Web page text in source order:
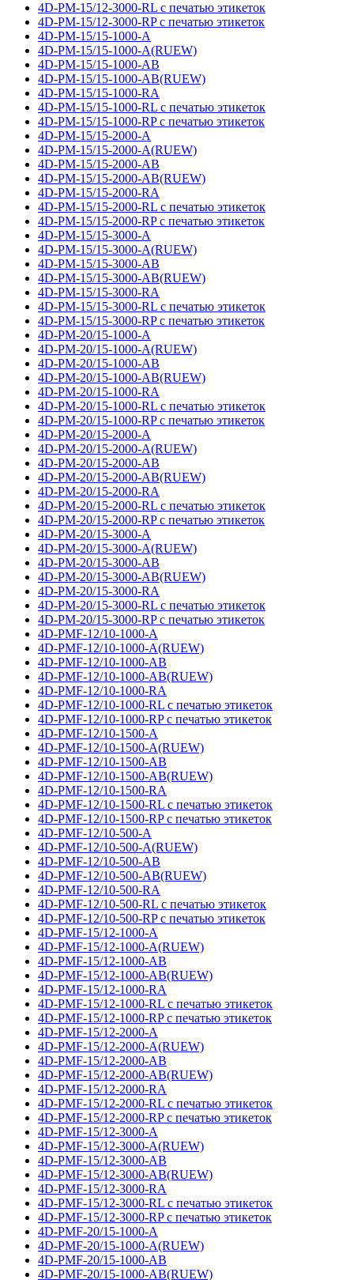
4D-PM-15/12-3000-RL с печатью этикеток
4D-PM-15/12-3000-RP с печатью этикеток
4D-PM-15/15-1000-A
4D-PM-15/15-1000-A(RUEW)
4D-PM-15/15-1000-AB
4D-PM-15/15-1000-AB(RUEW)
4D-PM-15/15-1000-RA
4D-PM-15/15-1000-RL с печатью этикеток
4D-PM-15/15-1000-RP с печатью этикеток
4D-PM-15/15-2000-A
4D-PM-15/15-2000-A(RUEW)
4D-PM-15/15-2000-AB
4D-PM-15/15-2000-AB(RUEW)
4D-PM-15/15-2000-RA
4D-PM-15/15-2000-RL с печатью этикеток
4D-PM-15/15-2000-RP с печатью этикеток
4D-PM-15/15-3000-A
4D-PM-15/15-3000-A(RUEW)
4D-PM-15/15-3000-AB
4D-PM-15/15-3000-AB(RUEW)
4D-PM-15/15-3000-RA
4D-PM-15/15-3000-RL с печатью этикеток
4D-PM-15/15-3000-RP с печатью этикеток
4D-PM-20/15-1000-A
4D-PM-20/15-1000-A(RUEW)
4D-PM-20/15-1000-AB
4D-PM-20/15-1000-AB(RUEW)
4D-PM-20/15-1000-RA
4D-PM-20/15-1000-RL с печатью этикеток
4D-PM-20/15-1000-RP с печатью этикеток
4D-PM-20/15-2000-A
4D-PM-20/15-2000-A(RUEW)
4D-PM-20/15-2000-AB
4D-PM-20/15-2000-AB(RUEW)
4D-PM-20/15-2000-RA
4D-PM-20/15-2000-RL с печатью этикеток
4D-PM-20/15-2000-RP с печатью этикеток
4D-PM-20/15-3000-A
4D-PM-20/15-3000-A(RUEW)
4D-PM-20/15-3000-AB
4D-PM-20/15-3000-AB(RUEW)
4D-PM-20/15-3000-RA
4D-PM-20/15-3000-RL с печатью этикеток
4D-PM-20/15-3000-RP с печатью этикеток
4D-PMF-12/10-1000-A
4D-PMF-12/10-1000-A(RUEW)
4D-PMF-12/10-1000-AB
4D-PMF-12/10-1000-AB(RUEW)
4D-PMF-12/10-1000-RA
4D-PMF-12/10-1000-RL с печатью этикеток
4D-PMF-12/10-1000-RP с печатью этикеток
4D-PMF-12/10-1500-A
4D-PMF-12/10-1500-A(RUEW)
4D-PMF-12/10-1500-AB
4D-PMF-12/10-1500-AB(RUEW)
4D-PMF-12/10-1500-RA
4D-PMF-12/10-1500-RL с печатью этикеток
4D-PMF-12/10-1500-RP с печатью этикеток
4D-PMF-12/10-500-A
4D-PMF-12/10-500-A(RUEW)
4D-PMF-12/10-500-AB
4D-PMF-12/10-500-AB(RUEW)
4D-PMF-12/10-500-RA
4D-PMF-12/10-500-RL с печатью этикеток
4D-PMF-12/10-500-RP с печатью этикеток
4D-PMF-15/12-1000-A
4D-PMF-15/12-1000-A(RUEW)
4D-PMF-15/12-1000-AB
4D-PMF-15/12-1000-AB(RUEW)
4D-PMF-15/12-1000-RA
4D-PMF-15/12-1000-RL с печатью этикеток
4D-PMF-15/12-1000-RP с печатью этикеток
4D-PMF-15/12-2000-A
4D-PMF-15/12-2000-A(RUEW)
4D-PMF-15/12-2000-AB
4D-PMF-15/12-2000-AB(RUEW)
4D-PMF-15/12-2000-RA
4D-PMF-15/12-2000-RL с печатью этикеток
4D-PMF-15/12-2000-RP с печатью этикеток
4D-PMF-15/12-3000-A
4D-PMF-15/12-3000-A(RUEW)
4D-PMF-15/12-3000-AB
4D-PMF-15/12-3000-AB(RUEW)
4D-PMF-15/12-3000-RA
4D-PMF-15/12-3000-RL с печатью этикеток
4D-PMF-15/12-3000-RP с печатью этикеток
4D-PMF-20/15-1000-A
4D-PMF-20/15-1000-A(RUEW)
4D-PMF-20/15-1000-AB
4D-PMF-20/15-1000-AB(RUEW)